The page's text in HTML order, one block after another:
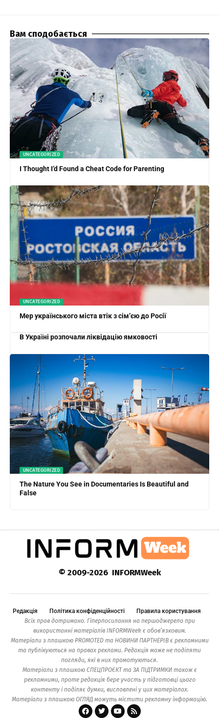
Вам сподобається
UNCATEGORIZED
I Thought I’d Found a Cheat Code for Parenting
UNCATEGORIZED
Мер українського міста втік з сім’єю до Росії
В Україні розпочали ліквідацію ямковості
UNCATEGORIZED
The Nature You See in Documentaries Is Beautiful and
False
© 2009-2026 INFORMWeek
Редакція Політика конфіденційності
Правила користування
Всіх прав дотримано. Гіперпосилання на першоджерело при
використанні матеріалів INFORMWeek є обов’язковим.
Матеріали з плашкою PROMOTED та НОВИНИ ПАРТНЕРІВ є рекламними
та публікуються на правах реклами. Редакція може не поділяти
погляди, які в них промотуються.
Матеріали з плашкою СПЕЦПРОЄКТ та ЗА ПІДТРИМКИ також є
рекламними, проте редакція бере участь у підготовці цього
контенту і поділяє думки, висловлені у цих матеріалах.
Матеріали з плашкою ОГЛЯД можуть містити рекламну інформацію.